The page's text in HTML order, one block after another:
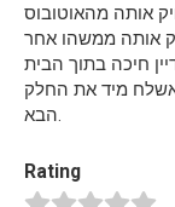
מיד את החלק
הבא.
Rating